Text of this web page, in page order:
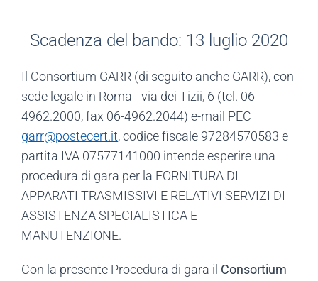
Scadenza del bando: 13 luglio 2020
Il Consortium GARR (di seguito anche GARR), con
sede legale in Roma - via dei Tizii, 6 (tel. 06-
4962.2000, fax 06-4962.2044) e-mail PEC
garr@postecert.it, codice fiscale 97284570583 e
partita IVA 07577141000 intende esperire una
procedura di gara per la FORNITURA DI
APPARATI TRASMISSIVI E RELATIVI SERVIZI DI
ASSISTENZA SPECIALISTICA E
MANUTENZIONE.
Con la presente Procedura di gara il Consortium